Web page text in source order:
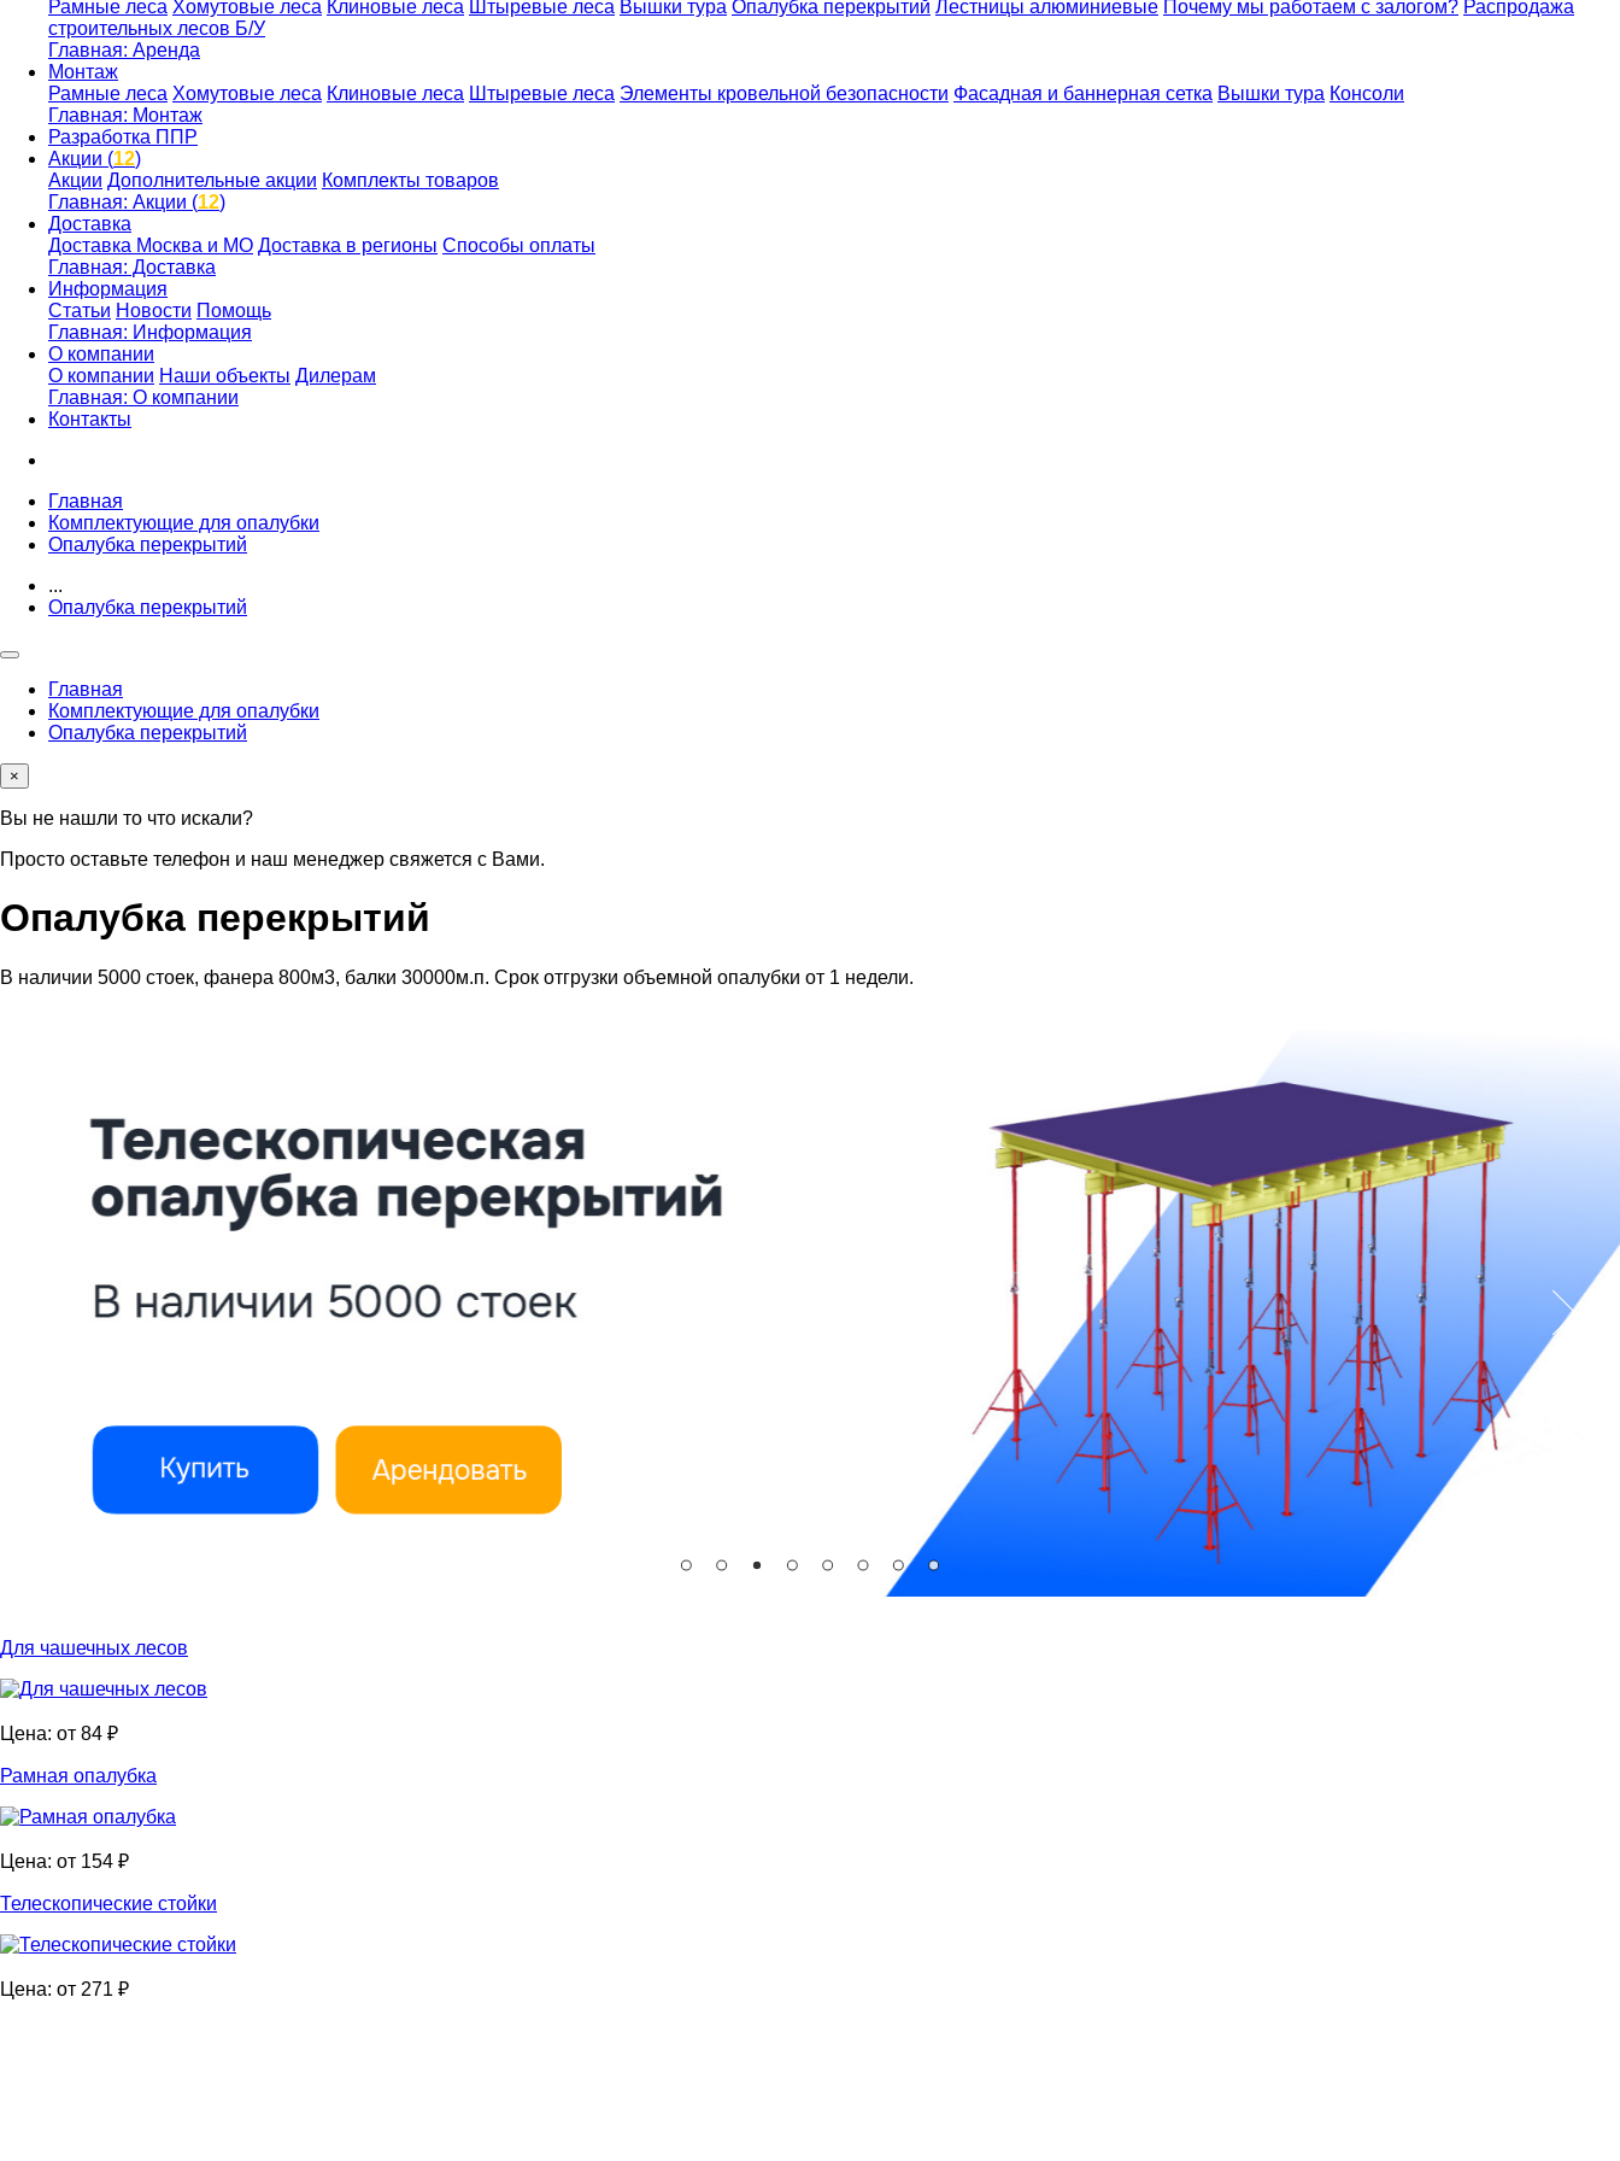
Рамные леса Хомутовые леса Клиновые леса Штыревые леса Вышки тура Опалубка перекрытий Лестницы алюминиевые Почему мы работаем с залогом? Распродажа
строительных лесов Б/У
Главная: Аренда
Монтаж
Рамные леса Хомутовые леса Клиновые леса Штыревые леса Элементы кровельной безопасности Фасадная и баннерная сетка Вышки тура Консоли
Главная: Монтаж
Разработка ППР
Акции (12)
Акции Дополнительные акции Комплекты товаров
Главная: Акции (12)
Доставка
Доставка Москва и МО Доставка в регионы Способы оплаты
Главная: Доставка
Информация
Статьи Новости Помощь
Главная: Информация
О компании
О компании Наши объекты Дилерам
Главная: О компании
Контакты
Главная
Комплектующие для опалубки
Опалубка перекрытий
...
Опалубка перекрытий
Главная
Комплектующие для опалубки
Опалубка перекрытий
×
Вы не нашли то что искали?
Просто оставьте телефон и наш менеджер свяжется с Вами.
Опалубка перекрытий
В наличии 5000 стоек, фанера 800м3, балки 30000м.п. Срок отгрузки объемной опалубки от 1 недели.
Для чашечных лесов
Цена: от 84 ₽
Рамная опалубка
Цена: от 154 ₽
Телескопические стойки
Цена: от 271 ₽